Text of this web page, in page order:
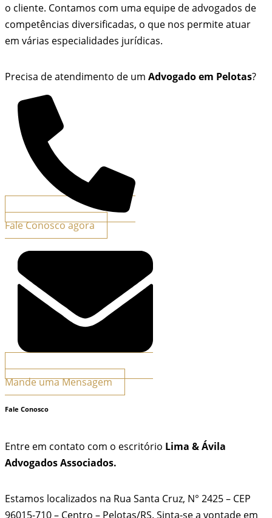
o cliente. Contamos com uma equipe de advogados de
competências diversificadas, o que nos permite atuar
em várias especialidades jurídicas.
Precisa de atendimento de um Advogado em Pelotas?
Fale Conosco agora
Mande uma Mensagem
Fale Conosco
Entre em contato com o escritório Lima & Ávila
Advogados Associados.
Estamos localizados na Rua Santa Cruz, N° 2425 – CEP
96015-710 – Centro – Pelotas/RS. Sinta-se a vontade em